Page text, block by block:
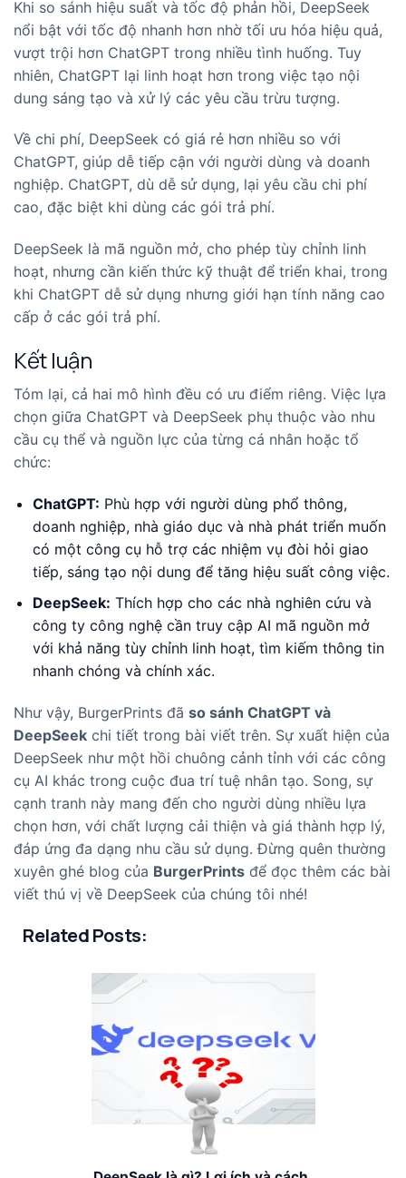
Khi so sánh hiệu suất và tốc độ phản hồi, DeepSeek
nổi bật với tốc độ nhanh hơn nhờ tối ưu hóa hiệu quả,
vượt trội hơn ChatGPT trong nhiều tình huống. Tuy
nhiên, ChatGPT lại linh hoạt hơn trong việc tạo nội
dung sáng tạo và xử lý các yêu cầu trừu tượng.
Về chi phí, DeepSeek có giá rẻ hơn nhiều so với
ChatGPT, giúp dễ tiếp cận với người dùng và doanh
nghiệp. ChatGPT, dù dễ sử dụng, lại yêu cầu chi phí
cao, đặc biệt khi dùng các gói trả phí.
DeepSeek là mã nguồn mở, cho phép tùy chỉnh linh
hoạt, nhưng cần kiến thức kỹ thuật để triển khai, trong
khi ChatGPT dễ sử dụng nhưng giới hạn tính năng cao
cấp ở các gói trả phí.
Kết luận
Tóm lại, cả hai mô hình đều có ưu điểm riêng. Việc lựa
chọn giữa ChatGPT và DeepSeek phụ thuộc vào nhu
cầu cụ thể và nguồn lực của từng cá nhân hoặc tổ
chức:
ChatGPT: Phù hợp với người dùng phổ thông,
doanh nghiệp, nhà giáo dục và nhà phát triển muốn
có một công cụ hỗ trợ các nhiệm vụ đòi hỏi giao
tiếp, sáng tạo nội dung để tăng hiệu suất công việc.
DeepSeek: Thích hợp cho các nhà nghiên cứu và
công ty công nghệ cần truy cập AI mã nguồn mở
với khả năng tùy chỉnh linh hoạt, tìm kiếm thông tin
nhanh chóng và chính xác.
Như vậy, BurgerPrints đã so sánh ChatGPT và
DeepSeek chi tiết trong bài viết trên. Sự xuất hiện của
DeepSeek như một hồi chuông cảnh tỉnh với các công
cụ AI khác trong cuộc đua trí tuệ nhân tạo. Song, sự
cạnh tranh này mang đến cho người dùng nhiều lựa
chọn hơn, với chất lượng cải thiện và giá thành hợp lý,
đáp ứng đa dạng nhu cầu sử dụng. Đừng quên thường
xuyên ghé blog của BurgerPrints để đọc thêm các bài
viết thú vị về DeepSeek của chúng tôi nhé!
Related Posts: